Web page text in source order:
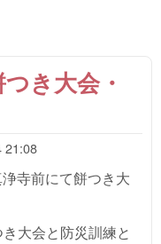
き大会・
21:08
寺前にて餅つき大
大会と防災訓練と